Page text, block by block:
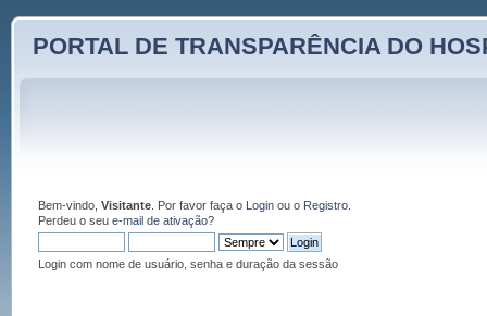
PORTAL DE TRANSPARÊNCIA DO
Bem-vindo, Visitante. Por favor faça o Loginou o Registro.
Perdeu o seu e-mail de ativação?
Login com nome de usuário, senha e duração da sessão